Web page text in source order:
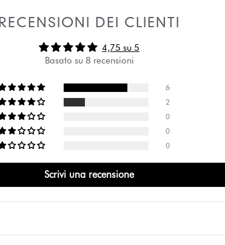
RECENSIONI DEI CLIENTI
4,75 su 5
Basato su 8 recensioni
6
2
0
0
0
Scrivi una recensione